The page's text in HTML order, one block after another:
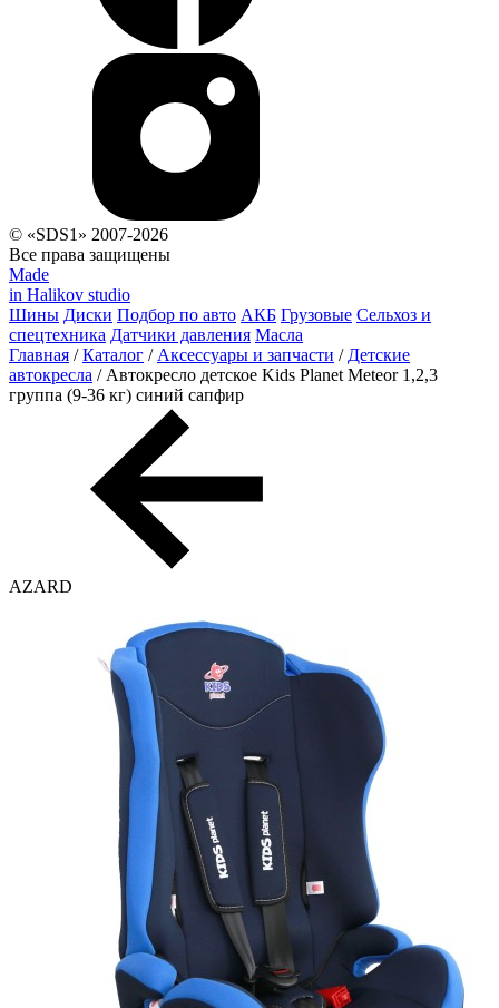
© «SDS1» 2007-2026
Все права защищены
Made
in Halikov studio
Шины Диски Подбор по авто АКБ Грузовые Сельхоз и
спецтехника Датчики давления Масла
Главная / Каталог / Аксессуары и запчасти / Детские
автокресла / Автокресло детское Kids Planet Meteor 1,2,3
группа (9-36 кг) синий сапфир
AZARD